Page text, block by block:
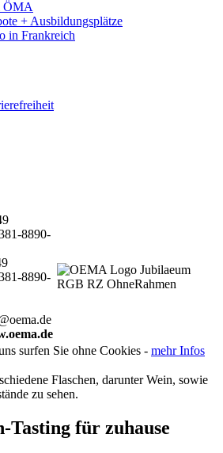
ÖMA
+ Ausbildungsplätze
in Frankreich
8890-
8890-
surfen Sie ohne Cookies - mehr Infos
Tasting für zuhause